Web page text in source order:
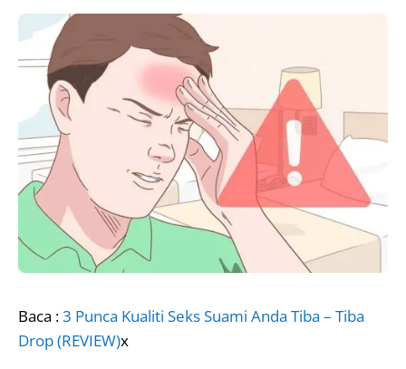
Baca :3 Punca Kualiti Seks Suami Anda Tiba – Tiba
Drop (REVIEW)x